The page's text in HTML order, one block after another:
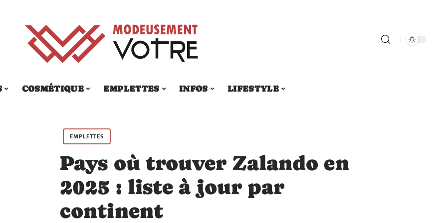
COSMÉTIQUE EMPLETTES INFOS LIFESTYLE
EMPLETTES
Pays où trouver Zalando en
2025 : liste à jour par
continent